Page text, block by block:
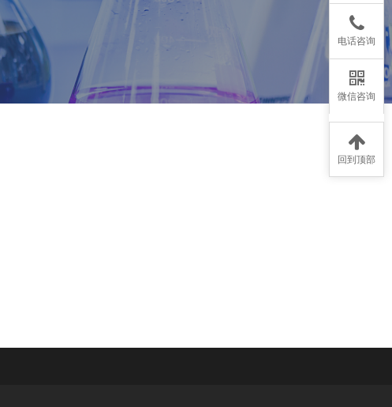
电话咨询
微信咨询
回到顶部